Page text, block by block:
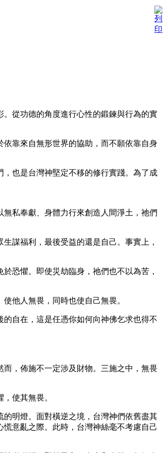
從功德的角度進行心性的鍛鍊與行為的實
靠來自無形世界的協助，而不願依靠自身
也是台灣神堅定不移的修行實踐。為了成
私奉獻、身體力行來創造人間淨土，祂們
謀福利，最後受益的還是自己。事實上，
恐懼。即使災劫臨身，祂們也不以為苦，
他人無畏，同時也使自己無畏。
自在，這是任憑你如何向神佛乞求也得不
，佈施不一定涉及財物。三施之中，無畏
使其無畏。
明燈。面對橫逆之境，台灣神們依舊盡其
意亂之際。此時，台灣神絲毫不考慮自己